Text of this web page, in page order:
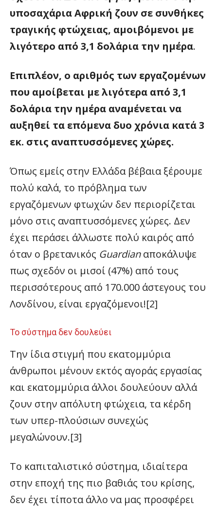
υποσαχάρια Αφρική ζουν σε συνθήκες
τραγικής φτώχειας, αμοιβόμενοι με
λιγότερο από 3,1 δολάρια την ημέρα.
Επιπλέον, ο αριθμός των εργαζομένων
που αμοίβεται με λιγότερα από 3,1
δολάρια την ημέρα αναμένεται να
αυξηθεί τα επόμενα δυο χρόνια κατά 3
εκ. στις αναπτυσσόμενες χώρες.
Όπως εμείς στην Ελλάδα βέβαια ξέρουμε
πολύ καλά, το πρόβλημα των
εργαζόμενων φτωχών δεν περιορίζεται
μόνο στις αναπτυσσόμενες χώρες. Δεν
έχει περάσει άλλωστε πολύ καιρός από
όταν ο βρετανικός Guardianαποκάλυψε
πως σχεδόν οι μισοί (47%) από τους
περισσότερους από 170.000 άστεγους του
Λονδίνου, είναι εργαζόμενοι![2]
Το σύστημα δεν δουλεύει
Την ίδια στιγμή που εκατομμύρια
άνθρωποι μένουν εκτός αγοράς εργασίας
και εκατομμύρια άλλοι δουλεύουν αλλά
ζουν στην απόλυτη φτώχεια, τα κέρδη
των υπερ-πλούσιων συνεχώς
μεγαλώνουν.[3]
Το καπιταλιστικό σύστημα, ιδιαίτερα
στην εποχή της πιο βαθιάς του κρίσης,
δεν έχει τίποτα άλλο να μας προσφέρει